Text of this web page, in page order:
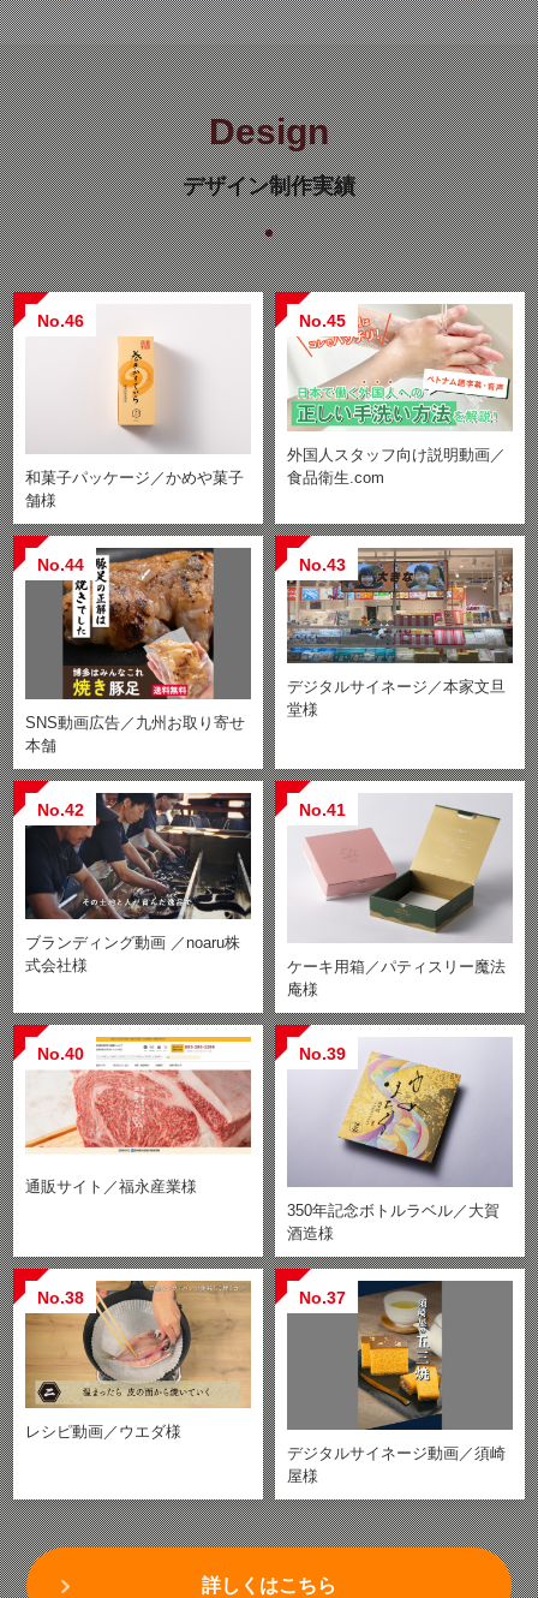
Design
デザイン制作実績
No.46
和菓子パッケージ／かめや菓子
舗様
No.45
外国人スタッフ向け説明動画／
食品衛生.com
No.44
SNS動画広告／九州お取り寄せ
本舗
No.43
デジタルサイネージ／本家文旦
堂様
No.42
ブランディング動画 ／noaru株
式会社様
No.41
ケーキ用箱／パティスリー魔法
庵様
No.40
通販サイト／福永産業様
No.39
350年記念ボトルラベル／大賀
酒造様
No.38
レシピ動画／ウエダ様
No.37
デジタルサイネージ動画／須崎
屋様
詳しくはこちら